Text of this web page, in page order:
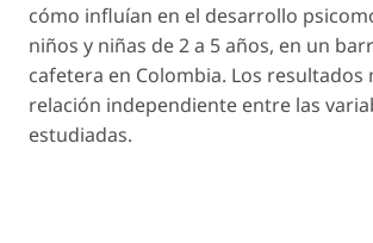
cómo influían en el desarrollo
niños y niñas de 2 a 5 años, en un
cafetera en Colombia. Los resultados
relación independiente entre las
estudiadas.